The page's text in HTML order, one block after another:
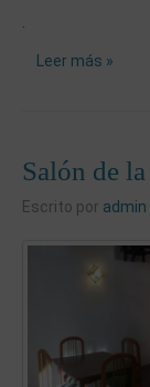
Leer más »
Salón de
Escrito por admin